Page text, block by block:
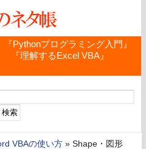
『Pythonプログラミング入門』
『理解するExcel VBA』
VBAの使い方 » Shape・図形